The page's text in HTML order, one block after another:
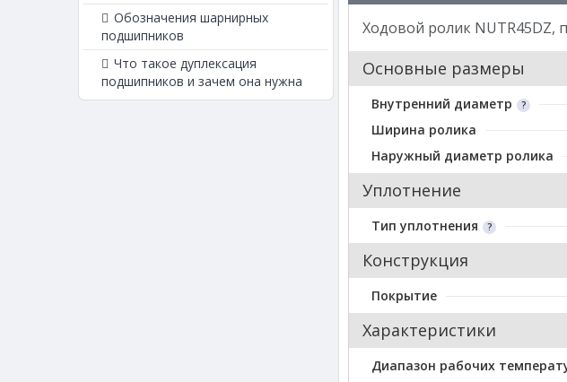
Обозначения шарнирных
подшипников
Что такое дуплексация
подшипников и зачем она нужна
Ходовой ролик NUTR45DZ,
Основные размеры
Внутренний диаметр
Ширина ролика
Наружный диаметр ролика
Уплотнение
Тип уплотнения
Конструкция
Покрытие
Характеристики
Диапазон рабочих